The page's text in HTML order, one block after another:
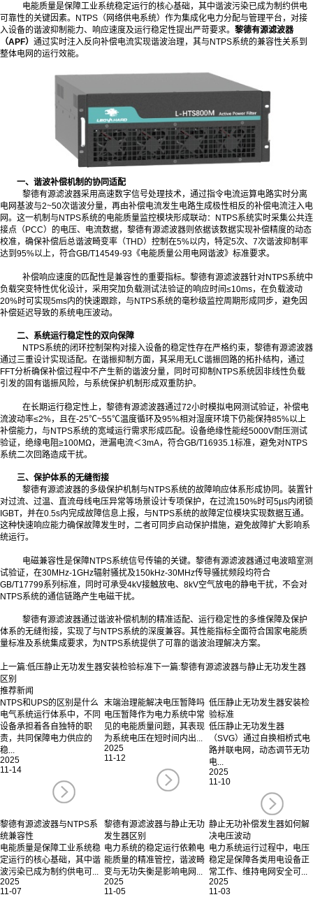
电能质量是保障工业系统稳定运行的核心基础，其中谐波污染已成为制约供电
可靠性的关键因素。NTPS（网络供电系统）作为集成化电力分配与管理平台，对接
入设备的谐波抑制能力、响应速度及运行稳定性提出严苛要求。 黎德有源滤波器
（APF） 通过实时注入反向补偿电流实现谐波治理，其与NTPS系统的兼容性关系到
整体电网的运行效能。
一、谐波补偿机制的协同适配
黎德有源滤波器采用高速数字信号处理技术，通过指令电流运算电路实时分离
电网基波与2~50次谐波分量，再由补偿电流发生电路生成极性相反的补偿电流注入电
网。这一机制与NTPS系统的电能质量监控模块形成联动：NTPS系统实时采集公共连
接点（PCC）的电压、电流数据，黎德有源滤波器则依据该数据实现补偿精度的动态
校准，确保补偿后总谐波畸变率（THD）控制在5%以内，特定5次、7次谐波抑制率
达到95%以上，符合GB/T14549-93《电能质量公用电网谐波》标准要求。
补偿响应速度的匹配性是兼容性的重要指标。黎德有源滤波器针对NTPS系统中
负载突变特性优化设计，采用突加负载测试法验证的响应时间≤10ms，在负载波动
20%时可实现5ms内的快速跟踪，与NTPS系统的毫秒级监控周期形成同步，避免因
补偿延迟导致的系统电压波动。
二、系统运行稳定性的双向保障
NTPS系统的闭环控制架构对接入设备的稳定性存在严格约束，黎德有源滤波器
通过三重设计实现适配。在谐振抑制方面，其采用无LC谐振回路的拓扑结构，通过
FFT分析确保补偿过程中不产生新的谐波分量，同时可抑制NTPS系统因非线性负载
引发的固有谐振风险，与系统保护机制形成双重防护。
在长期运行稳定性上，黎德有源滤波器通过72小时模拟电网测试验证，补偿电
流波动率≤2%，且在-25℃~55℃温度循环及95%相对湿度环境下仍能保持85%以上
补偿能力，与NTPS系统的宽域运行需求形成匹配。设备绝缘性能经5000V耐压测试
验证，绝缘电阻≥100MΩ，泄漏电流＜3mA，符合GB/T16935.1标准，避免对NTPS
系统二次回路造成干扰。
三、保护体系的无缝衔接
黎德有源滤波器的多级保护机制与NTPS系统的故障响应体系形成协同。装置针
对过流、过温、直流母线电压异常等场景设计专项保护，在过流150%时可5μs内闭锁
IGBT，并在0.5s内完成故障信息上报，与NTPS系统的故障定位模块实现数据互通。
这种快速响应能力确保故障发生时，二者可同步启动保护措施，避免故障扩大影响系
统运行。
电磁兼容性是保障NTPS系统信号传输的关键。黎德有源滤波器通过电波暗室测
试验证，在30MHz-1GHz辐射骚扰及150kHz-30MHz传导骚扰频段均符合
GB/T17799系列标准，同时可承受4kV接触放电、8kV空气放电的静电干扰，不会对
NTPS系统的通信链路产生电磁干扰。
黎德有源滤波器通过谐波补偿机制的精准适配、运行稳定性的多维保障及保护
体系的无缝衔接，实现了与NTPS系统的深度兼容。其性能指标全面符合国家电能质
量标准及系统集成要求，为NTPS系统提供了可靠的谐波治理解决方案。‍
上一篇:低压静止无功发生器安装检验标准下一篇:黎德有源滤波器与静止无功发生器
区别
推荐新闻
NTPS和UPS的区别是什么
电气系统运行体系中，不同
设备承担着各自独特的职
责，共同保障电力供应的
稳...
2025
11-14
末端治理能解决电压暂降吗
电压暂降作为电力系统中常
见的电能质量问题，其表现
为系统电压在短时间内出...
2025
11-12
低压静止无功发生器安装检
验标准
低压静止无功发生器
（SVG）通过自换相桥式电
路并联电网，动态调节无功
电...
2025
11-10
黎德有源滤波器与NTPS系
统兼容性
电能质量是保障工业系统稳
定运行的核心基础，其中谐
波污染已成为制约供电可...
2025
11-07
黎德有源滤波器与静止无功
发生器区别
电力系统的稳定运行依赖电
能质量的精准管控，谐波畸
变与无功失衡是影响电网...
2025
11-05
静止无功补偿发生器如何解
决电压波动
电力系统运行过程中，电压
稳定是保障各类用电设备正
常工作、维持电网安全可...
2025
11-03